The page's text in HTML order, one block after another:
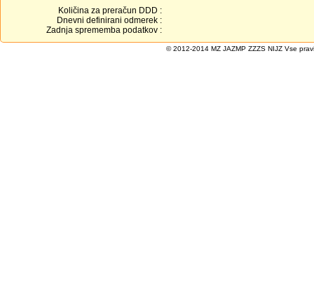
Količina za preračun DDD :
Dnevni definirani odmerek :
Zadnja sprememba podatkov :
© 2012-2014 MZ JAZMP ZZZS NIJZ Vse